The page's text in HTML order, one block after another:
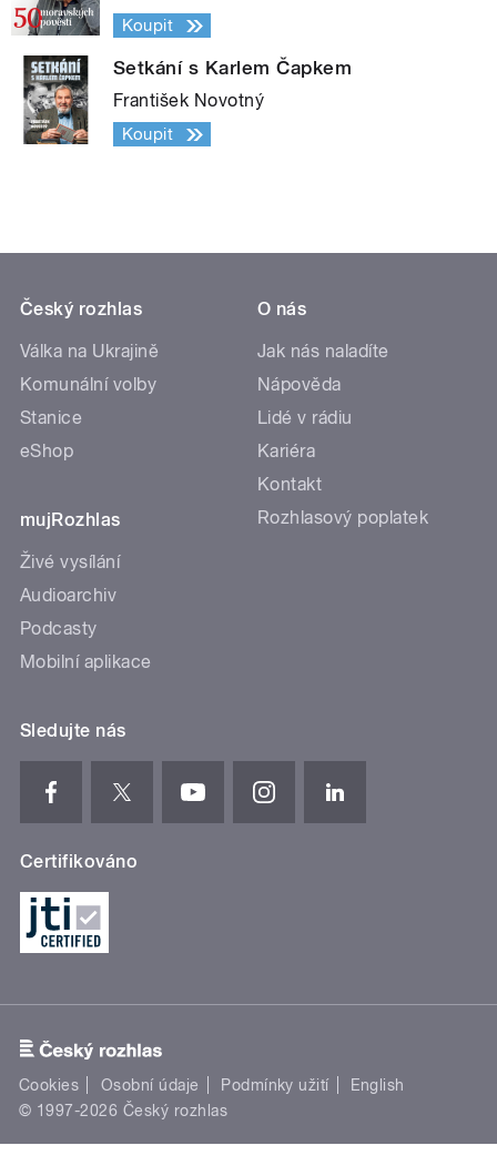
Koupit
Setkání s Karlem Čapkem
František Novotný
Koupit
Český rozhlas
Válka na Ukrajině
Komunální volby
Stanice
eShop
mujRozhlas
Živé vysílání
Audioarchiv
Podcasty
Mobilní aplikace
O nás
Jak nás naladíte
Nápověda
Lidé v rádiu
Kariéra
Kontakt
Rozhlasový poplatek
Sledujte nás
Certifikováno
Cookies Osobní údaje Podmínky užití
English
© 1997-2026 Český rozhlas